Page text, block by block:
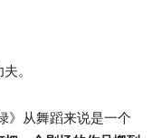
。
》从舞蹈来说是一个